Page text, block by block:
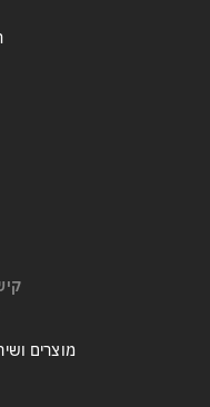
מוצרים